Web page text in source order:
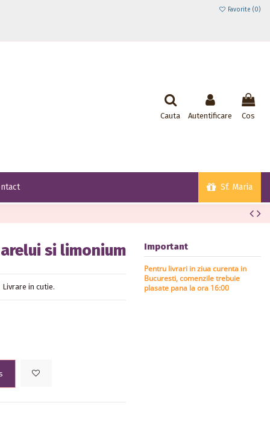
Favorite (0)
Cauta Autentificare Cos
Sf. Maria
si limonium
in cutie.
Important
Pentru livrari in ziua curenta in
Bucuresti, comenzile trebuie
plasate pana la ora 16:00